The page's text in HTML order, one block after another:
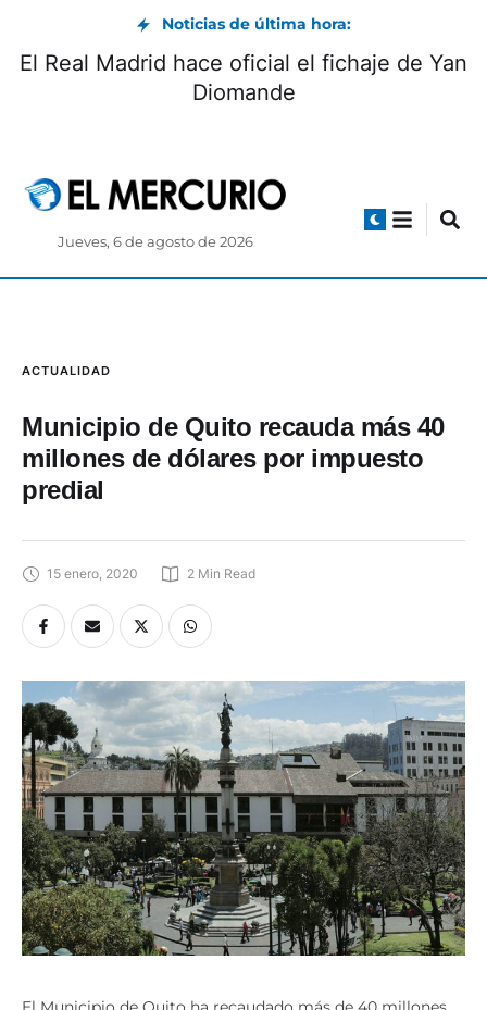
Noticias de última hora:
El Real Madrid hace oficial el fichaje de Yan
Diomande
Jueves, 6 de agosto de 2026
ACTUALIDAD
Municipio de Quito recauda más 40
millones de dólares por impuesto
predial
15 enero, 2020 2 Min Read